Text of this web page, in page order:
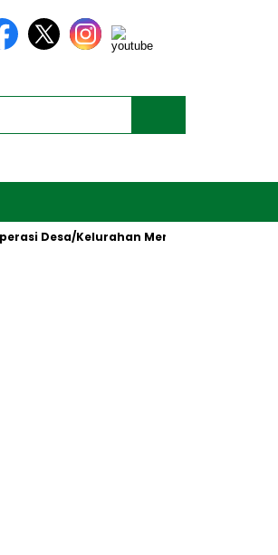
Kelurahan Merah Putih oleh Presiden